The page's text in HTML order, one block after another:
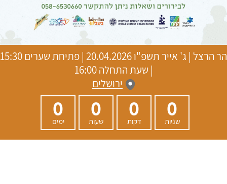
הר הרצל | ג' אייר תשפ"ו
20.04.2026 | פתיחת שערים 15:30
| שעת התחלה 16:00
ירושלים
0
שניות
0
דקות
0
שעות
0
ימים